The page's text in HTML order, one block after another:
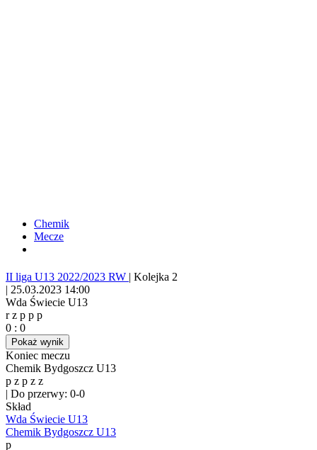
Chemik
Mecze
II liga U13 2022/2023 RW | Kolejka 2
| 25.03.2023 14:00
Wda Świecie U13
rz p p p
0 : 0
Pokaż wynik
Koniec meczu
Chemik Bydgoszcz U13
p z p z z
| Do przerwy: 0-0
Skład
Wda Świecie U13
Chemik Bydgoszcz U13
p